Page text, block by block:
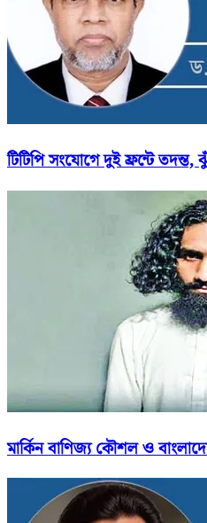
টিটিপি সংযোগে দুই ফ্রন্টে
মার্কিন বাণিজ্য কৌশল ও